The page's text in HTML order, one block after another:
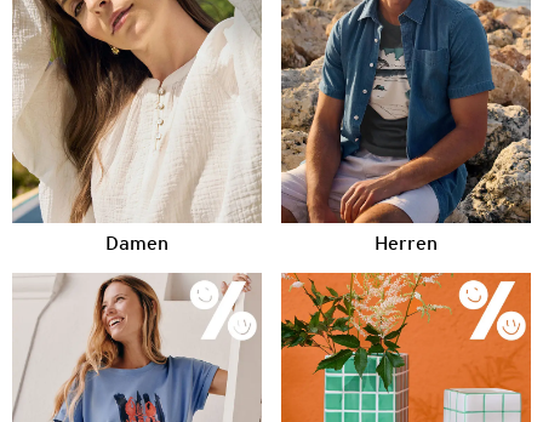
Damen Herren